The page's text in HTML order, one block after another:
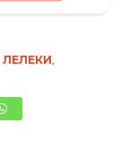
ЛЕЛЕКИ,